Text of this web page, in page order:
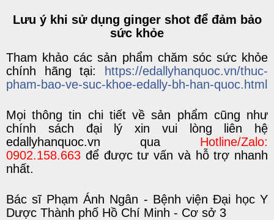
Lưu ý khi sử dụng ginger shot để đảm bảo
sức khỏe
Tham khảo các sản phẩm chăm sóc sức khỏe
chính hãng tại:
https://edallyhanquoc.vn/thuc-
pham-bao-ve-suc-khoe-edally-bh-han-quoc.html
Mọithông tin chi tiếtvềsản phẩm cũng như
chính sách đại lý xin vui lòng liên hệ
edallyhanquoc.vn qua Hotline/Zalo:
0902.158.663 để được tư vấn và hỗ trợ nhanh
nhất.
Bác sĩ Phạm Ánh Ngân - Bệnh viện Đại học Y
Dược Thành phố Hồ Chí Minh - Cơ sở 3